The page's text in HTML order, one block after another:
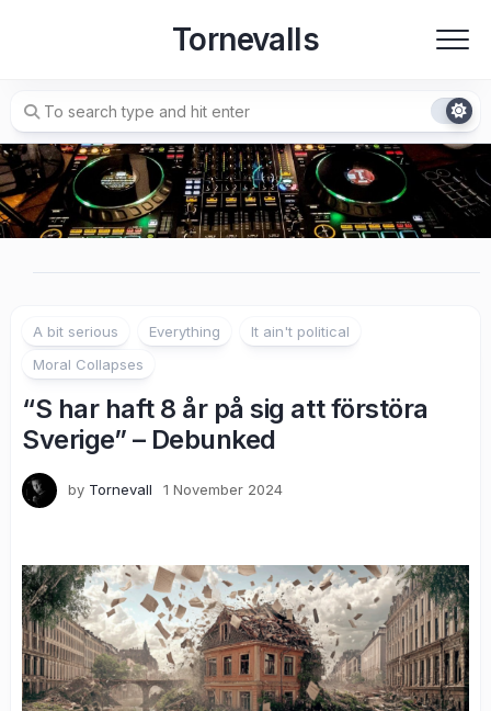
Tornevalls
A bit serious Everything
It ain't political
Moral Collapses
“S har haft 8 år på sig att förstöra
Sverige” – Debunked
by Tornevall 1 November 2024